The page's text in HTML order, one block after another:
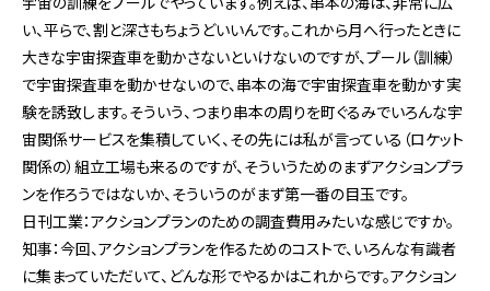
い、平らで、割と深さもちょうどいいんです。これから月へ行ったときに
大きな宇宙探査車を動かさないといけないのですが、プール（訓練）
で宇宙探査車を動かせないので、串本の海で宇宙探査車を動かす実
験を誘致します。そういう、つまり串本の周りを町ぐるみでいろんな宇
宙関係サービスを集積していく、その先には私が言っている（ロケット
関係の）組立工場も来るのですが、そういうためのまずアクションプラ
ンを作ろうではないか、そういうのがまず第一番の目玉です。
日刊工業：アクションプランのための調査費用みたいな感じですか。
知事：今回、アクションプランを作るためのコストで、いろんな有識者
に集まっていただいて、どんな形でやるかはこれからです。アクション